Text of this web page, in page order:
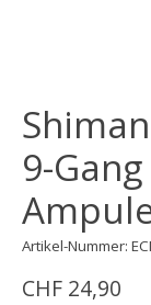
9-
Artikel-Nummer:
CHF 24,90